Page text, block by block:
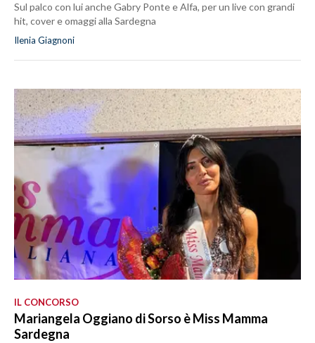
Sul palco con lui anche Gabry Ponte e Alfa, per un live con grandi
hit, cover e omaggi alla Sardegna
Ilenia Giagnoni
IL CONCORSO
Mariangela Oggiano di Sorso è Miss Mamma
Sardegna